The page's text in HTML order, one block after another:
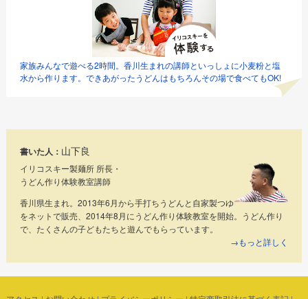
家族みんなで遊べる2時間。香川生まれの講師といっしょに小麦粉と塩
水から作ります。できあがったうどんはもちろんその場で食べてもOK!
書いた人： 山下良
イリコスキー製麺所 所長・
うどん作り体験教室講師
香川県生まれ。2013年6月から手打ちうどんと自家製つゆ
をネットで販売、2014年8月にうどん作り体験教室を開始。うどん作り
で、たくさんの子どもたちと遊んでもらっています。
→もっと詳しく